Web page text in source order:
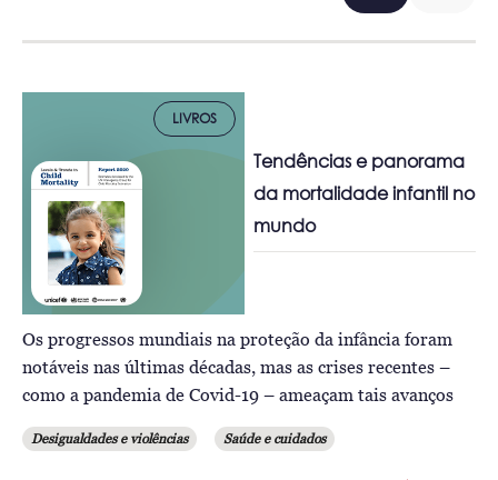
LIVROS
Tendências e panorama
da mortalidade infantil no
mundo
Os progressos mundiais na proteção da infância foram
notáveis nas últimas décadas, mas as crises recentes –
como a pandemia de Covid-19 – ameaçam tais avanços
Desigualdades e violências Saúde e cuidados